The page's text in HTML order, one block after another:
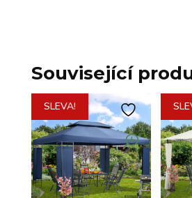
Související
SLEVA!